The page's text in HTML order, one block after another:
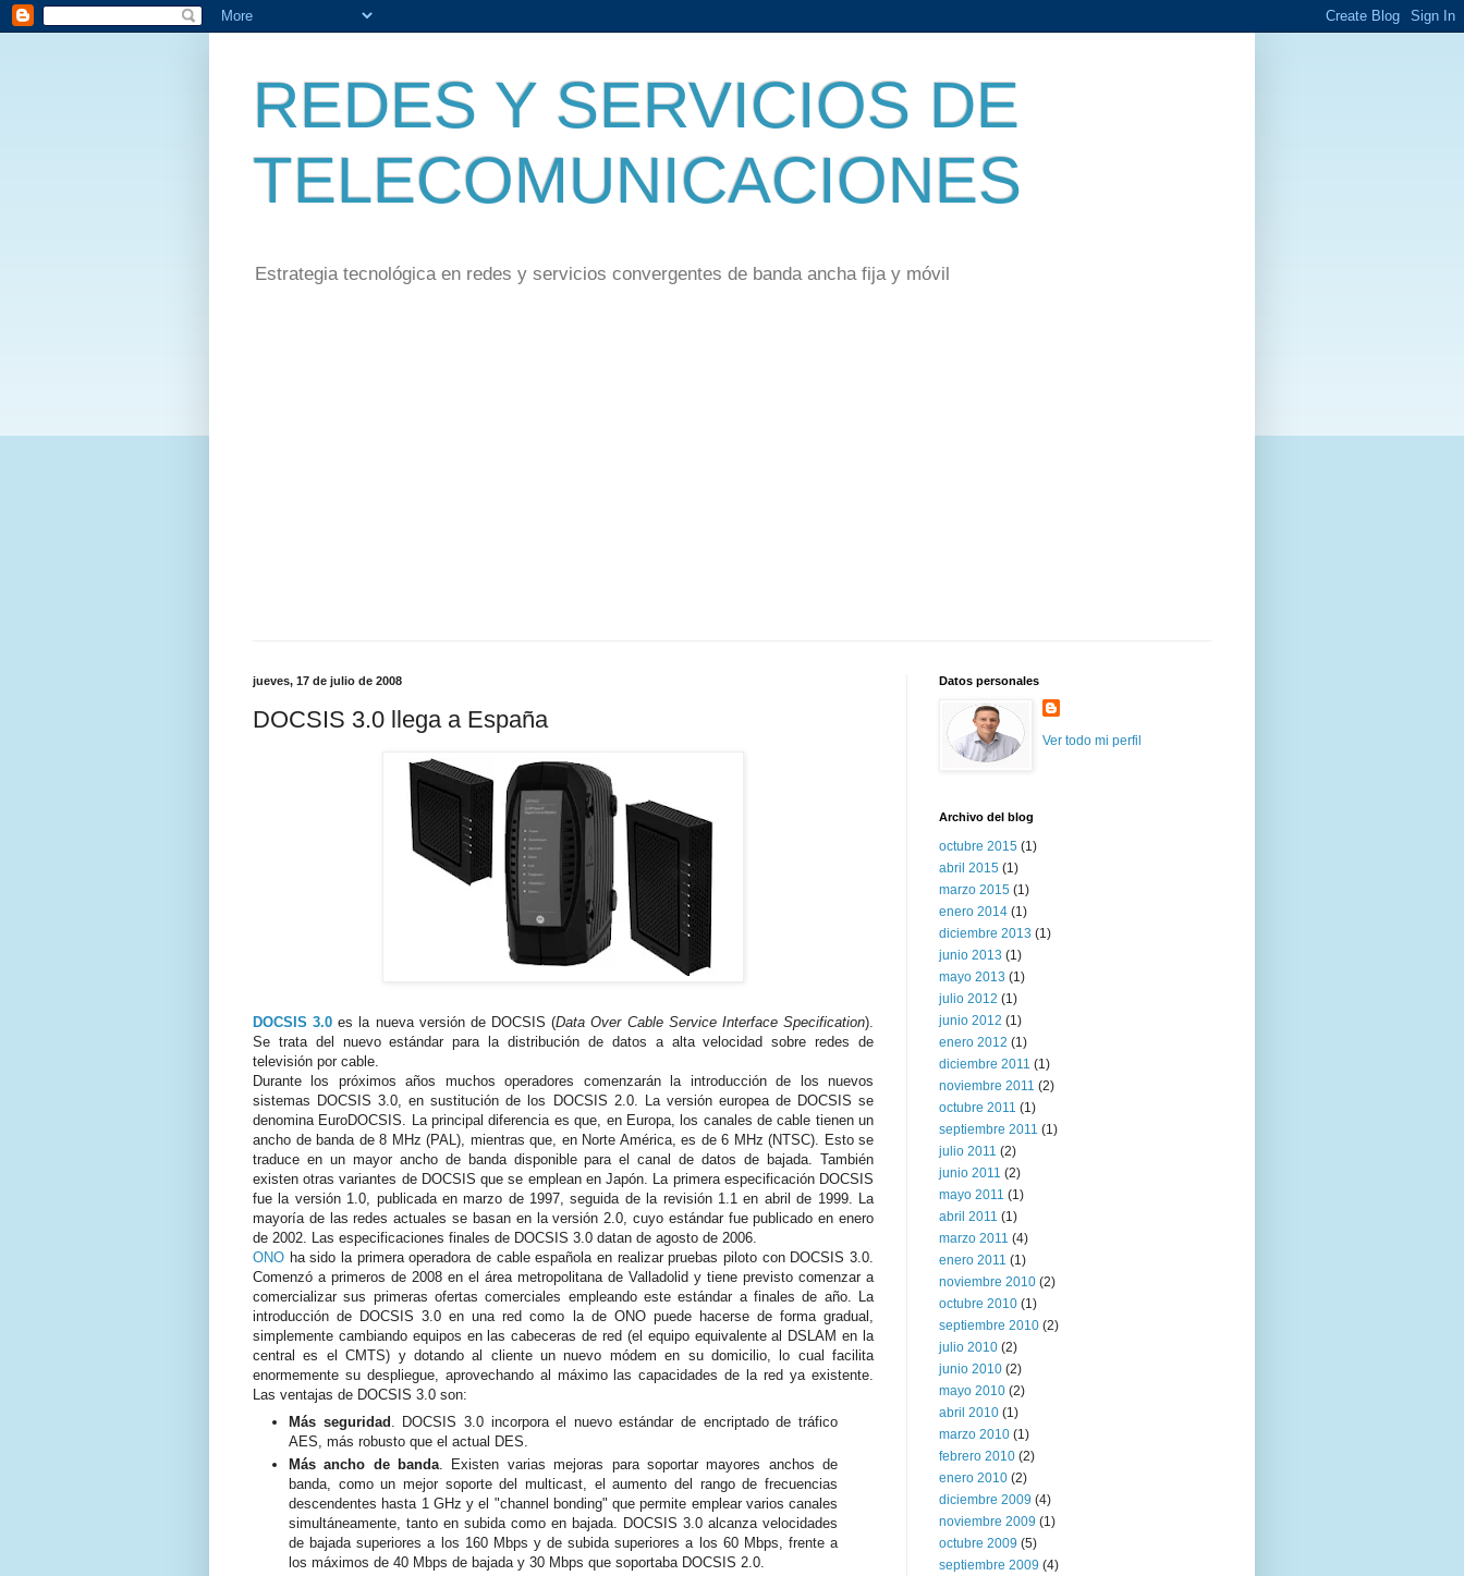
REDES Y SERVICIOS DE
TELECOMUNICACIONES
Estrategia tecnológica en redes y servicios convergentes de banda ancha fija y móvil
jueves, 17 de julio de 2008
DOCSIS 3.0 llega a España
DOCSIS 3.0 es la nueva versión de DOCSIS (Data Over Cable Service Interface Specification).
Se trata del nuevo estándar para la distribución de datos a alta velocidad sobre redes de
televisión por cable.
Durante los próximos años muchos operadores comenzarán la introducción de los nuevos
sistemas DOCSIS 3.0, en sustitución de los DOCSIS 2.0. La versión europea de DOCSIS se
denomina EuroDOCSIS. La principal diferencia es que, en Europa, los canales de cable tienen un
ancho de banda de 8 MHz (PAL), mientras que, en Norte América, es de 6 MHz (NTSC). Esto se
traduce en un mayor ancho de banda disponible para el canal de datos de bajada. También
existen otras variantes de DOCSIS que se emplean en Japón. La primera especificación DOCSIS
fue la versión 1.0, publicada en marzo de 1997, seguida de la revisión 1.1 en abril de 1999. La
mayoría de las redes actuales se basan en la versión 2.0, cuyo estándar fue publicado en enero
de 2002. Las especificaciones finales de DOCSIS 3.0 datan de agosto de 2006.
ONO ha sido la primera operadora de cable española en realizar pruebas piloto con DOCSIS 3.0.
Comenzó a primeros de 2008 en el área metropolitana de Valladolid y tiene previsto comenzar a
comercializar sus primeras ofertas comerciales empleando este estándar a finales de año. La
introducción de DOCSIS 3.0 en una red como la de ONO puede hacerse de forma gradual,
simplemente cambiando equipos en las cabeceras de red (el equipo equivalente al DSLAM en la
central es el CMTS) y dotando al cliente un nuevo módem en su domicilio, lo cual facilita
enormemente su despliegue, aprovechando al máximo las capacidades de la red ya existente.
Las ventajas de DOCSIS 3.0 son:
Más seguridad . DOCSIS 3.0 incorpora el nuevo estándar de encriptado de tráfico
AES, más robusto que el actual DES.
Más ancho de banda . Existen varias mejoras para soportar mayores anchos de
banda, como un mejor soporte del multicast, el aumento del rango de frecuencias
descendentes hasta 1 GHz y el "channel bonding" que permite emplear varios canales
simultáneamente, tanto en subida como en bajada. DOCSIS 3.0 alcanza velocidades
de bajada superiores a los 160 Mbps y de subida superiores a los 60 Mbps, frente a
los máximos de 40 Mbps de bajada y 30 Mbps que soportaba DOCSIS 2.0.
Datos personales
Ver todo mi perfil
Archivo del blog
octubre 2015 (1)
abril 2015 (1)
marzo 2015 (1)
enero 2014 (1)
diciembre 2013 (1)
junio 2013 (1)
mayo 2013 (1)
julio 2012 (1)
junio 2012 (1)
enero 2012 (1)
diciembre 2011 (1)
noviembre 2011 (2)
octubre 2011 (1)
septiembre 2011 (1)
julio 2011 (2)
junio 2011 (2)
mayo 2011 (1)
abril 2011 (1)
marzo 2011 (4)
enero 2011 (1)
noviembre 2010 (2)
octubre 2010 (1)
septiembre 2010 (2)
julio 2010 (2)
junio 2010 (2)
mayo 2010 (2)
abril 2010 (1)
marzo 2010 (1)
febrero 2010 (2)
enero 2010 (2)
diciembre 2009 (4)
noviembre 2009 (1)
octubre 2009 (5)
septiembre 2009 (4)